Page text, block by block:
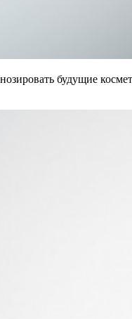
будущие